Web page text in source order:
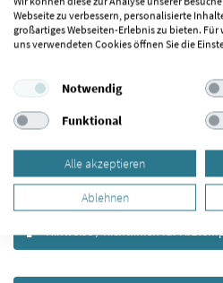
Schnelle
2.8
Hinweise / Richtlinien für
Webseite zu verbessern, personalisierte
großartiges Webseiten-Erlebnis zu bieten.
uns verwendeten Cookies öffnen Sie die
Notwendig
Funktional
Alle akzeptieren
Ablehnen